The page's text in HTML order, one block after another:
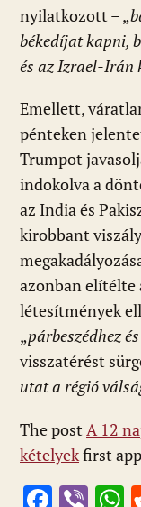
nyilatkozott – „
békedíjat kapni,
és az Izrael-Irán
Emellett,
pénteken
Trumpot
indokolva a
az India és
kirobbant
azonban elítélte
létesítmények
„párbeszédhez
visszatérést
utat a régió
The post A 12
kételyekfirst